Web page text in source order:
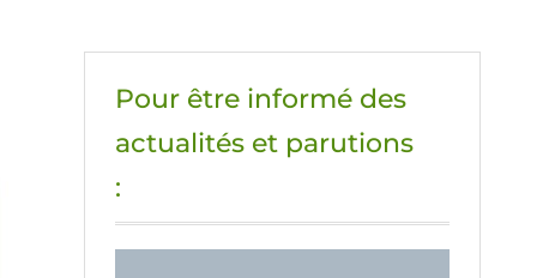
Pour être informé des
actualités et parutions
: